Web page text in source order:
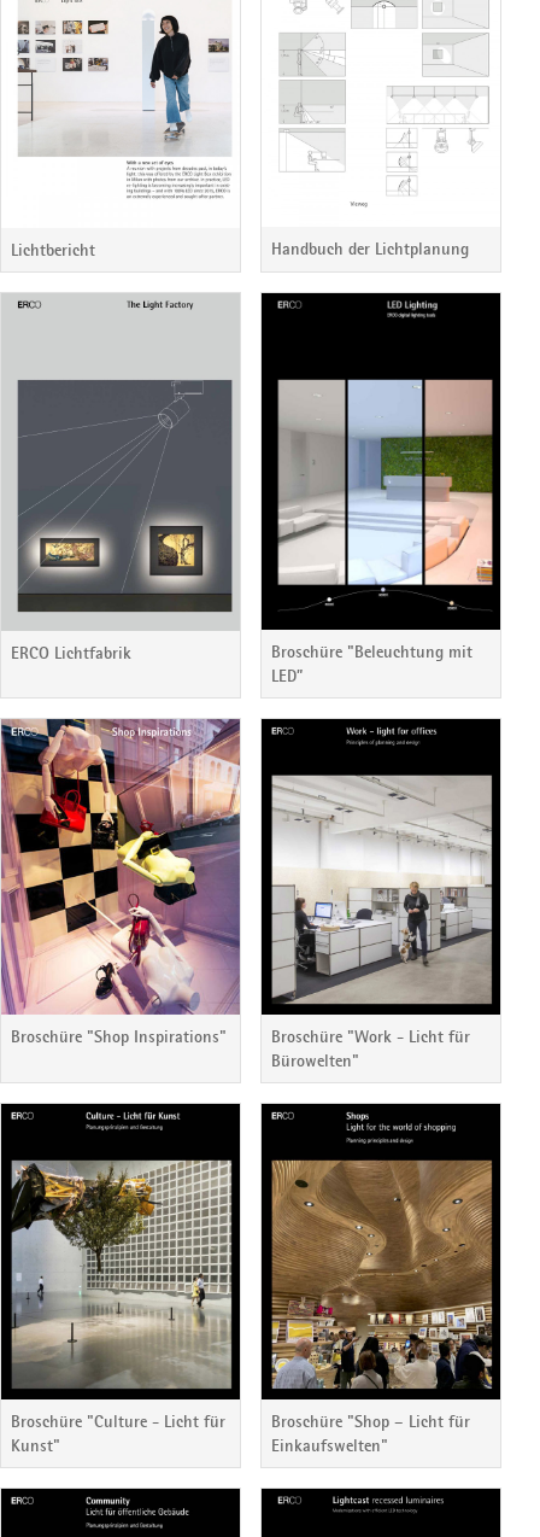
Lichtbericht Handbuch der Lichtplanung
ERCO Lichtfabrik
Broschüre "Beleuchtung mit
LED”
Broschüre "Shop Inspirations"
Broschüre "Work - Licht für
Bürowelten"
Broschüre "Culture - Licht für
Kunst"
Broschüre "Shop – Licht für
Einkaufswelten"